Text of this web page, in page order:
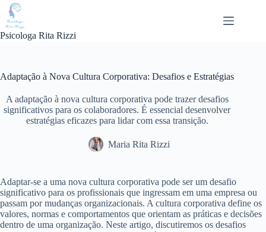
Pular
para
conteúdo
Psicologa Rita Rizzi
Adaptação à Nova Cultura Corporativa: Desafios e Estratégias
A adaptação à nova cultura corporativa pode trazer desafios
significativos para os colaboradores. É essencial desenvolver
estratégias eficazes para lidar com essa transição.
Maria Rita Rizzi
Adaptar-se a uma nova cultura corporativa pode ser um desafio
significativo para os profissionais que ingressam em uma empresa ou
passam por mudanças organizacionais. A cultura corporativa define os
valores, normas e comportamentos que orientam as práticas e decisões
dentro de uma organização. Neste artigo, discutiremos os desafios